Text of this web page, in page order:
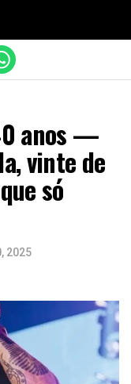
anos —
vinte de
só
2025